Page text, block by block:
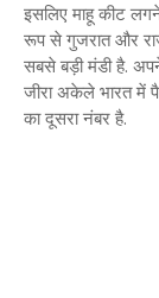
इसलिए माहू कीट
रूप से गुजरात और
सबसे बड़ी मंडी है.
जीरा अकेले भारत में
का दूसरा नंबर है.